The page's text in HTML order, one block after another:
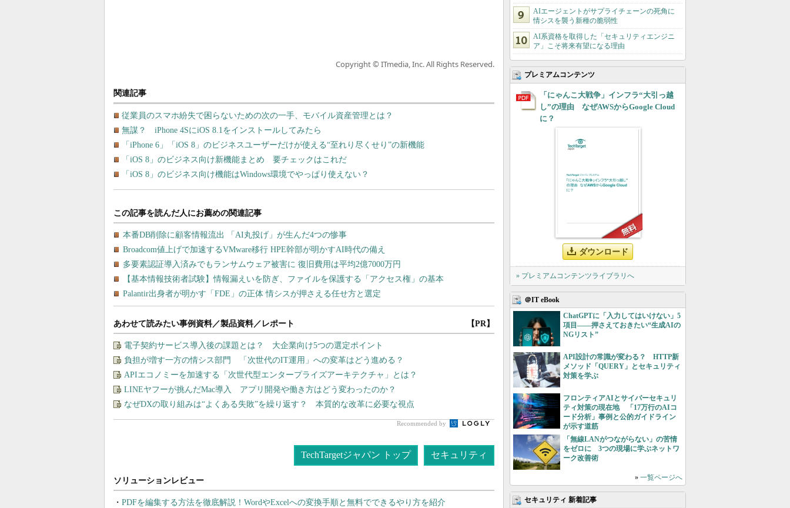
Copyright © ITmedia, Inc. All Rights Reserved.
関連記事
従業員のスマホ紛失で困らないための次の一手、モバイル資産管理とは？
無謀？ iPhone 4SにiOS 8.1をインストールしてみたら
「iPhone 6」「iOS 8」のビジネスユーザーだけが使える“至れり尽くせり”の新機能
「iOS 8」のビジネス向け新機能まとめ 要チェックはこれだ
「iOS 8」のビジネス向け機能はWindows環境でやっぱり使えない？
あわせて読みたい事例資料／製品資料／レポート 【PR】
電子契約サービス導入後の課題とは？ 大企業向け5つの選定ポイント
負担が増す一方の情シス部門 「次世代のIT運用」への変革はどう進める？
APIエコノミーを加速する「次世代型エンタープライズアーキテクチャ」とは？
LINEヤフーが挑んだMac導入 アプリ開発や働き方はどう変わったのか？
なぜDXの取り組みは“よくある失敗”を繰り返す？ 本質的な改革に必要な視点
Recommended by
TechTargetジャパン トップ セキュリティ
PDFを編集する方法を徹底解説！WordやExcelへの変換手順と無料でできるやり方を紹介
AIエージェントがサプライチェーンの死角に
情シスを襲う新種の脆弱性
AI系資格を取得した「セキュリティエンジニ
ア」こそ将来有望になる理由
プレミアムコンテンツ
「にゃんこ大戦争」インフラ“大引っ越
し”の理由 なぜAWSからGoogle Cloud
に？
ダウンロード
» プレミアムコンテンツライブラリへ
＠IT eBook
ChatGPTに「入力してはいけない」5
項目――押さえておきたい“生成AIの
NGリスト”
API設計の常識が変わる？ HTTP新
メソッド「QUERY」とセキュリティ
対策を学ぶ
フロンティアAIとサイバーセキュリ
ティ対策の現在地 「17万行のAIコ
ード分析」事例と公的ガイドライン
が示す道筋
「無線LANがつながらない」の苦情
をゼロに 3つの現場に学ぶネットワ
ーク改善術
» 一覧ページへ
セキュリティ 新着記事